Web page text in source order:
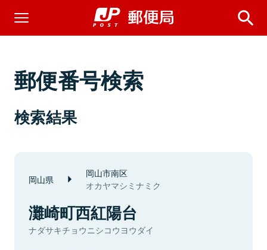
郵便番号検索
検索結果
岡山県 岡山市南区
オカヤマシミナミク
灘崎町西紅陽台
ナダサキチョウニシコウヨウダイ